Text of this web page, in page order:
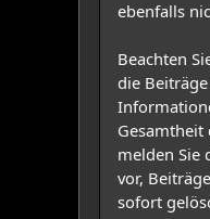
ebenfalls
Beachten
die
Gesamtheit
melden Sie
vor,
sofort